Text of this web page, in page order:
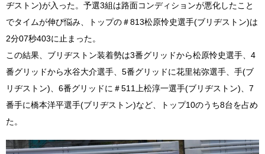
ヂストン)が入った。予選3組は路面コンディションが悪化したこと
でタイムが伸び悩み、トップの＃813松原怜史選手(ブリヂストン)は
2分07秒403に止まった。
この結果、ブリヂストン装着勢は3番グリッドから松原怜史選手、4
番グリッドから水谷大介選手、5番グリッドに花里祐弥選手、手(ブ
リヂストン)、6番グリッドに＃511上松淳一選手(ブリヂストン)、7
番手に橋本洋平選手(ブリヂストン)など、トップ10のうち8台を占め
た。